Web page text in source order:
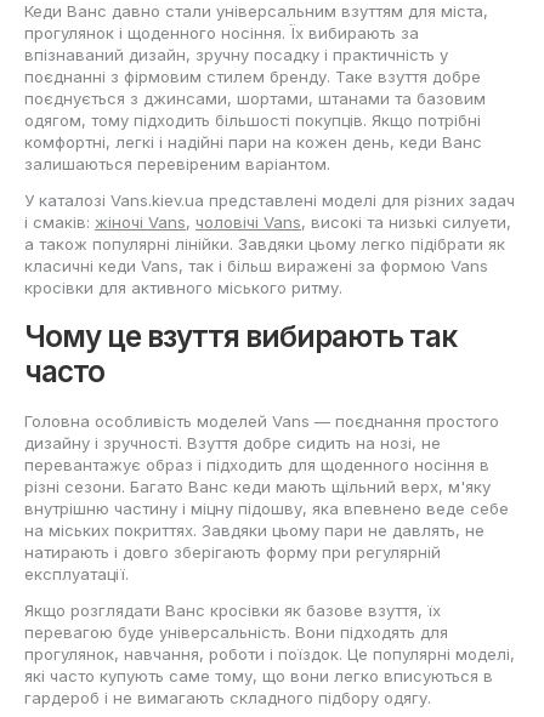
Кеди Ванс давно стали універсальним взуттям для міста,
прогулянок і щоденного носіння. Їх вибирають за
впізнаваний дизайн, зручну посадку і практичність у
поєднанні з фірмовим стилем бренду. Таке взуття добре
поєднується з джинсами, шортами, штанами та базовим
одягом, тому підходить більшості покупців. Якщо потрібні
комфортні, легкі і надійні пари на кожен день, кеди Ванс
залишаються перевіреним варіантом.
У каталозі Vans.kiev.ua представлені моделі для різних задач
і смаків: жіночі Vans, чоловічі Vans, високі та низькі силуети,
а також популярні лінійки. Завдяки цьому легко підібрати як
класичні кеди Vans, так і більш виражені за формою Vans
кросівки для активного міського ритму.
Чому це взуття вибирають так
часто
Головна особливість моделей Vans — поєднання простого
дизайну і зручності. Взуття добре сидить на нозі, не
перевантажує образ і підходить для щоденного носіння в
різні сезони. Багато Ванс кеди мають щільний верх, м'яку
внутрішню частину і міцну підошву, яка впевнено веде себе
на міських покриттях. Завдяки цьому пари не давлять, не
натирають і довго зберігають форму при регулярній
експлуатації.
Якщо розглядати Ванс кросівки як базове взуття, їх
перевагою буде універсальність. Вони підходять для
прогулянок, навчання, роботи і поїздок. Це популярні моделі,
які часто купують саме тому, що вони легко вписуються в
гардероб і не вимагають складного підбору одягу.